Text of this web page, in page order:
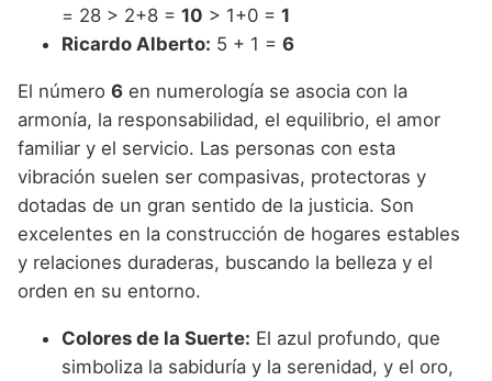
= 28 > 2+8 = 10 > 1+0 = 1
Ricardo Alberto: 5 + 1 = 6
El número 6 en numerología se asocia con la
armonía, la responsabilidad, el equilibrio, el amor
familiar y el servicio. Las personas con esta
vibración suelen ser compasivas, protectoras y
dotadas de un gran sentido de la justicia. Son
excelentes en la construcción de hogares estables
y relaciones duraderas, buscando la belleza y el
orden en su entorno.
Colores de la Suerte: El azul profundo, que
simboliza la sabiduría y la serenidad, y el oro,